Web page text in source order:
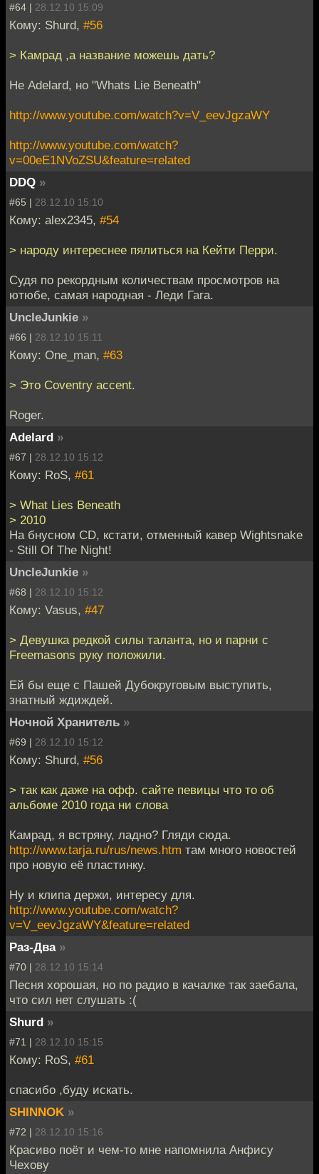
#64 | 28.12.10 15:09
Кому: Shurd, #56
> Камрад ,а название можешь дать?
Не Adelard, но "Whats Lie Beneath"
http://www.youtube.com/watch?v=V_eevJgzaWY
http://www.youtube.com/watch?
v=00eE1NVoZSU&feature=related
DDQ »
#65 | 28.12.10 15:10
Кому: alex2345, #54
> народу интереснее пялиться на Кейти Перри.
Судя по рекордным количествам просмотров на
ютюбе, самая народная - Леди Гага.
UncleJunkie »
#66 | 28.12.10 15:11
Кому: One_man, #63
> Это Coventry accent.
Roger.
Adelard »
#67 | 28.12.10 15:12
Кому: RoS, #61
> What Lies Beneath
> 2010
На бнусном CD, кстати, отменный кавер Wightsnake
- Still Of The Night!
UncleJunkie »
#68 | 28.12.10 15:12
Кому: Vasus, #47
> Девушка редкой силы таланта, но и парни с
Freemasons руку положили.
Ей бы еще с Пашей Дубокруговым выступить,
знатный ждиждей.
Ночной Хранитель »
#69 | 28.12.10 15:12
Кому: Shurd, #56
> так как даже на офф. сайте певицы что то об
альбоме 2010 года ни слова
Камрад, я встряну, ладно? Гляди сюда.
http://www.tarja.ru/rus/news.htm там много новостей
про новую её пластинку.
Ну и клипа держи, интересу для.
http://www.youtube.com/watch?
v=V_eevJgzaWY&feature=related
Раз-Два »
#70 | 28.12.10 15:14
Песня хорошая, но по радио в качалке так заебала,
что сил нет слушать :(
Shurd »
#71 | 28.12.10 15:15
Кому: RoS, #61
спасибо ,буду искать.
SHINNOK »
#72 | 28.12.10 15:16
Красиво поёт и чем-то мне напомнила Анфису
Чехову